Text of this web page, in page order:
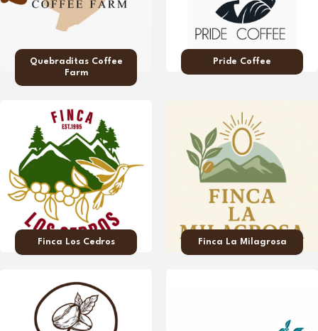
Quebraditas Coffee
Farm
Pride Coffee
Finca Los Cedros Finca La Milagrosa